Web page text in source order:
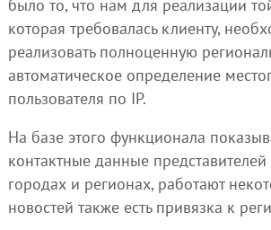
было то, что нам для реализации
которая требовалась клиенту,
реализовать полноценную
автоматическое определение
пользователя по IP.
На базе этого функционала
контактные данные
городах и регионах, работают
новостей также есть привязка к